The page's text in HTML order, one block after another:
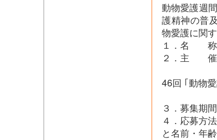
動物愛護週
護精神の普
物愛護に関
１．名 称
２．主
46回 ｢動物
３．募集期
４．応募方
と名前・年